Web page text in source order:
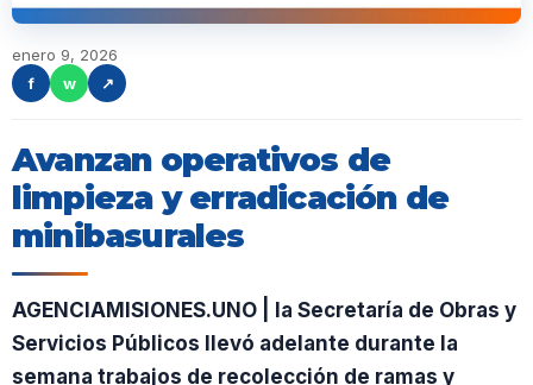
enero 9, 2026
f
w ↗
Avanzan operativos de
limpieza y erradicación de
minibasurales
AGENCIAMISIONES.UNO | la Secretaría de Obras y
Servicios Públicos llevó adelante durante la
semana trabajos de recolección de ramas y